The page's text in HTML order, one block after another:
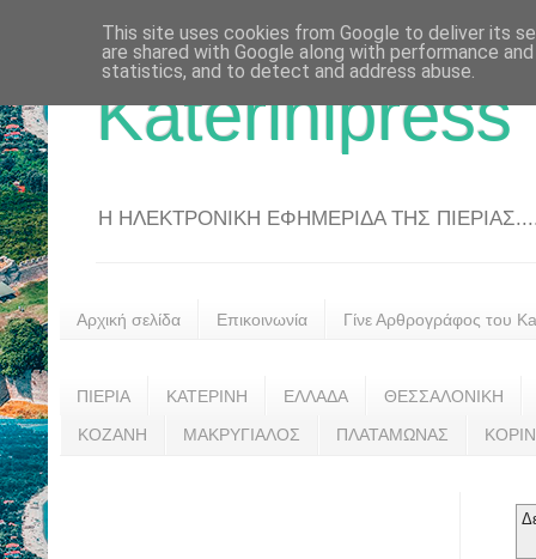
Katerinipress
Η ΗΛΕΚΤΡΟΝΙΚΗ ΕΦΗΜΕΡΙΔΑ ΤΗΣ
Αρχική σελίδα Επικοινωνία Γίνε Αρθρογράφος του
ΠΙΕΡΙΑ ΚΑΤΕΡΙΝΗ ΕΛΛΑΔΑ ΘΕΣΣΑΛΟΝΙΚΗ
ΚΟΖΑΝΗ ΜΑΚΡΥΓΙΑΛΟΣ ΠΛΑΤΑΜΩΝΑΣ
This site uses cookies from Google to deliver its
are shared with Google along with performance
statistics, and to detect and address abuse.